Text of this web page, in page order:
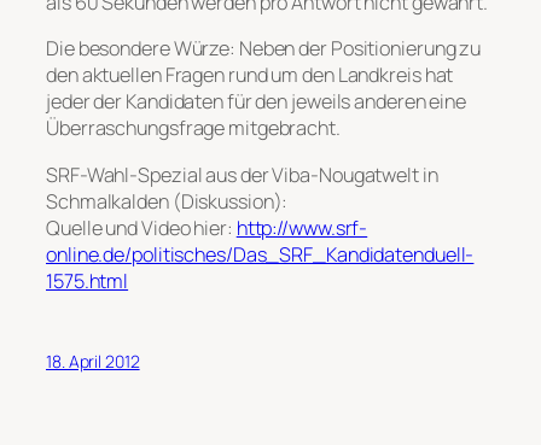
Die besondere Würze: Neben der Positionierung zu
den aktuellen Fragen rund um den Landkreis hat
jeder der Kandidaten für den jeweils anderen eine
Überraschungsfrage mitgebracht.
SRF-Wahl-Spezial aus der Viba-Nougatwelt in
Schmalkalden (Diskussion):
Quelle und Video hier: http://www.srf-
online.de/politisches/Das_SRF_Kandidatenduell-
1575.html
18. April 2012